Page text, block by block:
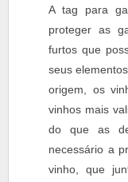
A tag para
proteger as
furtos que
seus
origem, os
vinhos mais
do que as
necessário a
vinho, que